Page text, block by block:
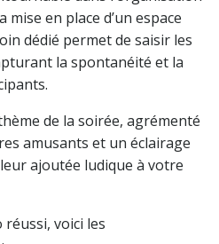
mise en place d’un espace
dédié permet de saisir les
la spontanéité et la
de la soirée, agrémenté
amusants et un éclairage
ajoutée ludique à votre
voici les